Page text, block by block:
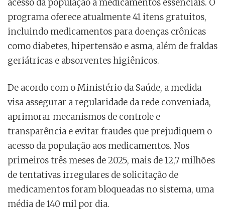
acesso da população a medicamentos essenciais. O
programa oferece atualmente 41 itens gratuitos,
incluindo medicamentos para doenças crônicas
como diabetes, hipertensão e asma, além de fraldas
geriátricas e absorventes higiênicos.
De acordo com o Ministério da Saúde, a medida
visa assegurar a regularidade da rede conveniada,
aprimorar mecanismos de controle e
transparência e evitar fraudes que prejudiquem o
acesso da população aos medicamentos. Nos
primeiros três meses de 2025, mais de 12,7 milhões
de tentativas irregulares de solicitação de
medicamentos foram bloqueadas no sistema, uma
média de 140 mil por dia.